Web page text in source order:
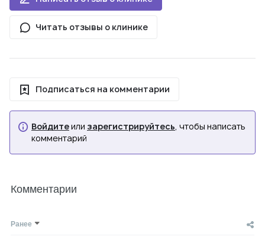
Читать отзывы о клинике
Подписаться на комментарии
Войдитеили зарегистрируйтесь, чтобы написать
комментарий
Комментарии
Ранее